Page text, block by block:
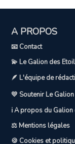
A PROPOS
📧 Contact
💫 Le Galion des
🪶 L'équipe de
💛 Soutenir Le Galion
ℹ️ A propos du
⚖️ Mentions légales
🍪 Cookies et